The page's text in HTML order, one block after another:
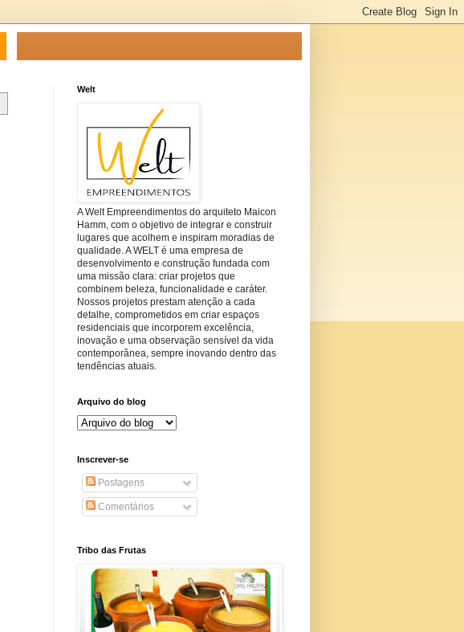
Welt
A Welt Empreendimentos do arquiteto Maicon
Hamm, com o objetivo de integrar e construir
lugares que acolhem e inspiram moradias de
qualidade. A WELT é uma empresa de
desenvolvimento e construção fundada com
uma missão clara: criar projetos que
combinem beleza, funcionalidade e caráter.
Nossos projetos prestam atenção a cada
detalhe, comprometidos em criar espaços
residenciais que incorporem excelência,
inovação e uma observação sensível da vida
contemporânea, sempre inovando dentro das
tendências atuais.
Arquivo do blog
Inscrever-se
Postagens
Comentários
Tribo das Frutas